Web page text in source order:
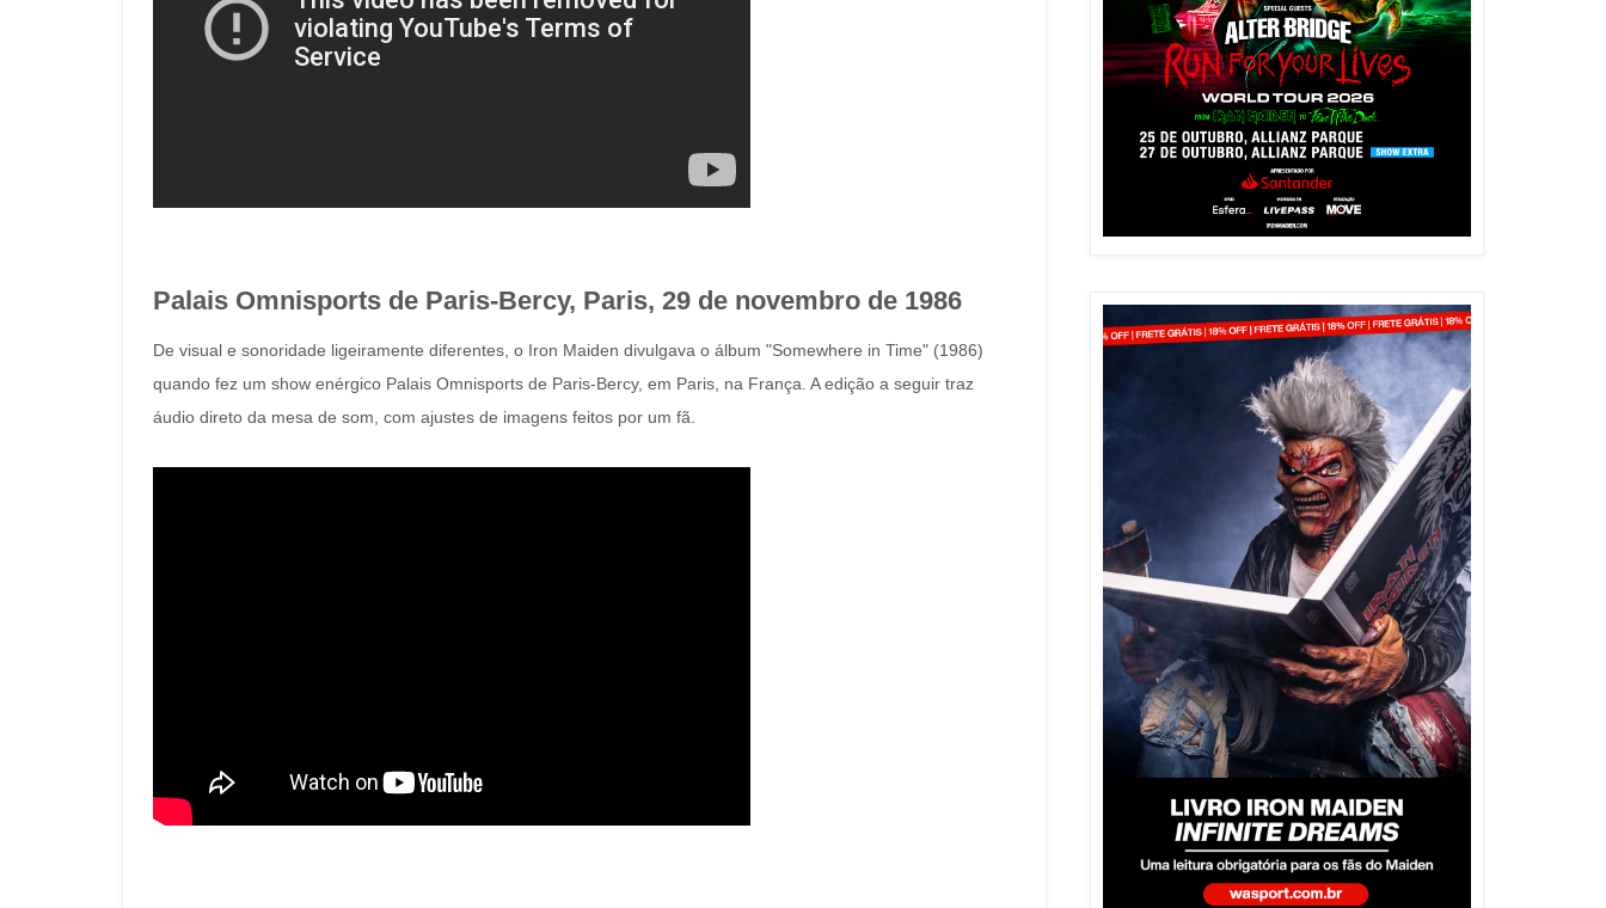
Palais Omnisports de Paris-Bercy, Paris, 29 de novembro de 1986
De visual e sonoridade ligeiramente diferentes, o Iron Maiden divulgava o álbum "Somewhere in Time" (1986)
quando fez um show enérgico Palais Omnisports de Paris-Bercy, em Paris, na França. A edição a seguir traz
áudio direto da mesa de som, com ajustes de imagens feitos por um fã.